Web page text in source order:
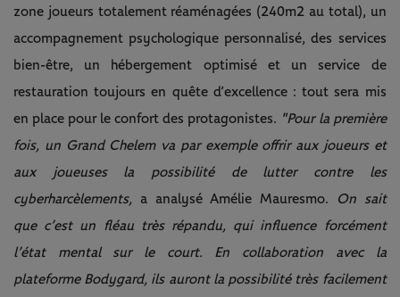
zone joueurs totalement réaménagées (240m2 au total), un
accompagnement psychologique personnalisé, des services
bien-être, un hébergement optimisé et un service de
restauration toujours en quête d’excellence : tout sera mis
en place pour le confort des protagonistes. "Pour la première
fois, un Grand Chelem va par exemple offrir aux joueurs et
aux joueuses la possibilité de lutter contre les
cyberharcèlements, a analysé Amélie Mauresmo.
On sait
que c’est un fléau très répandu, qui influence forcément
l’état mental sur le court. En collaboration avec la
plateforme Bodygard, ils auront la possibilité très facilement